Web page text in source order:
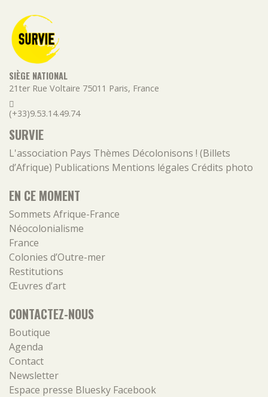
SIÈGE NATIONAL
21ter Rue Voltaire 75011 Paris, France
(+33)9.53.14.49.74
SURVIE
L'association Pays Thèmes Décolonisons ! (Billets
d’Afrique) Publications Mentions légales Crédits photo
EN CE MOMENT
Sommets Afrique-France
Néocolonialisme
France
Colonies d’Outre-mer
Restitutions
Œuvres d’art
CONTACTEZ-NOUS
Boutique
Agenda
Contact
Newsletter
Espace presse Bluesky Facebook